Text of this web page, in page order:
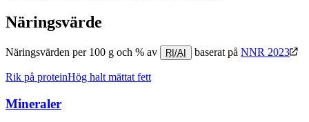
Näringsvärde
Näringsvärden per 100 g och % av RI/AI baserat på NNR 2023
Rik på proteinHög halt mättat fett
Mineraler